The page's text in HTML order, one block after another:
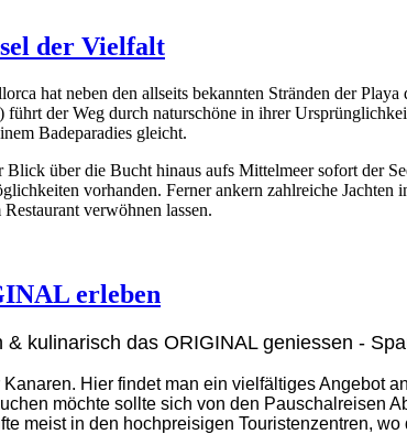
der Vielfalt
hat neben den allseits bekannten Stränden der
der Weg durch naturschöne in ihrer
Badeparadies gleicht.
Blick über die Bucht hinaus aufs Mittelmeer sofort der
vorhanden. Ferner ankern zahlreiche
verwöhnen lassen.
erleben
& kulinarisch das ORIGINAL geniessen -
Hier findet man ein vielfältiges Angebot
möchte sollte sich von den Pauschalreisen
meist in den hochpreisigen Touristenzentren,